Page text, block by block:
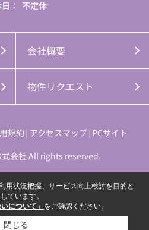
：
不定休
会社概要
物件リクエスト
規約 アクセスマップ PCサイト
会社 All rights reserved.
用状況把握、サービス向上検討を目的と
ています。
について」 をご確認ください。
閉じる